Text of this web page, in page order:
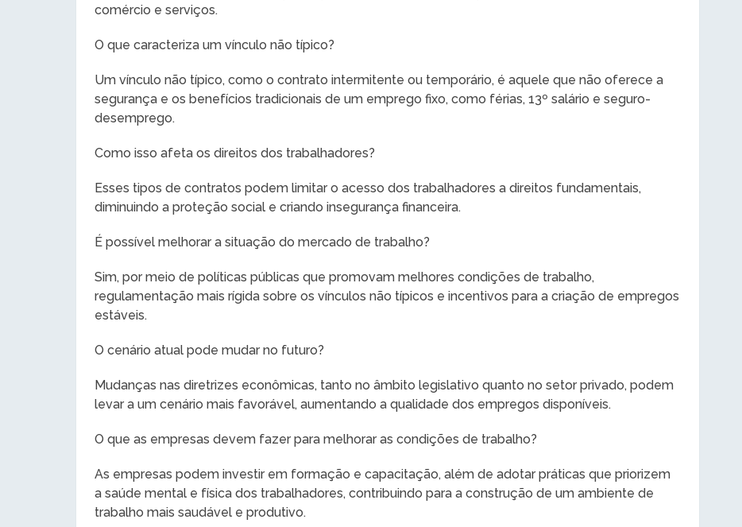
comércio e serviços.
O que caracteriza um vínculo não típico?
Um vínculo não típico, como o contrato intermitente ou temporário, é aquele que não oferece a
segurança e os benefícios tradicionais de um emprego fixo, como férias, 13º salário e seguro-
desemprego.
Como isso afeta os direitos dos trabalhadores?
Esses tipos de contratos podem limitar o acesso dos trabalhadores a direitos fundamentais,
diminuindo a proteção social e criando insegurança financeira.
É possível melhorar a situação do mercado de trabalho?
Sim, por meio de políticas públicas que promovam melhores condições de trabalho,
regulamentação mais rígida sobre os vínculos não típicos e incentivos para a criação de empregos
estáveis.
O cenário atual pode mudar no futuro?
Mudanças nas diretrizes econômicas, tanto no âmbito legislativo quanto no setor privado, podem
levar a um cenário mais favorável, aumentando a qualidade dos empregos disponíveis.
O que as empresas devem fazer para melhorar as condições de trabalho?
As empresas podem investir em formação e capacitação, além de adotar práticas que priorizem
a saúde mental e física dos trabalhadores, contribuindo para a construção de um ambiente de
trabalho mais saudável e produtivo.